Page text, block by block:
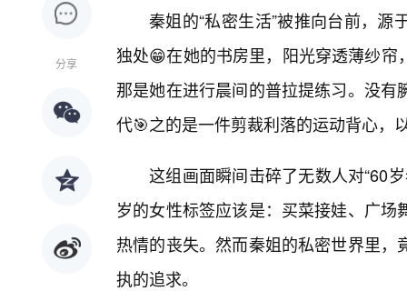
分享
秦姐的“私密生活”被推向台前，
独处😁在她的书房里，阳光穿透薄纱
那是她在进行晨间的普拉提练习。没
代🎯之的是一件剪裁利落的运动背心，
这组画面瞬间击碎了无数人对“60
岁的女性标签应该是：买菜接娃、广
热情的丧失。然而秦姐的私密世界里
执的追求。